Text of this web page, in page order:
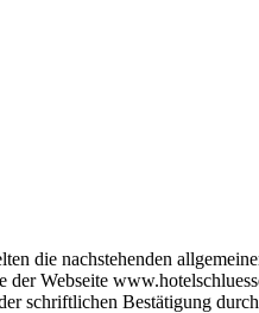
die nachstehenden
Webseite
schriftlichen Bestätigung